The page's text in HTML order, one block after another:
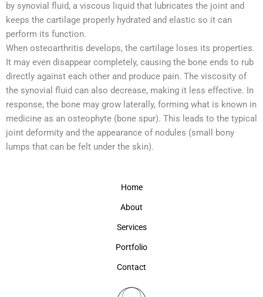
by synovial fluid, a viscous liquid that lubricates the joint and
keeps the cartilage properly hydrated and elastic so it can
perform its function.
When osteoarthritis develops, the cartilage loses its properties.
It may even disappear completely, causing the bone ends to rub
directly against each other and produce pain. The viscosity of
the synovial fluid can also decrease, making it less effective. In
response, the bone may grow laterally, forming what is known in
medicine as an osteophyte (bone spur). This leads to the typical
joint deformity and the appearance of nodules (small bony
lumps that can be felt under the skin).
Home
About
Services
Portfolio
Contact